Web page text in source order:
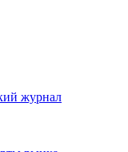
журнал